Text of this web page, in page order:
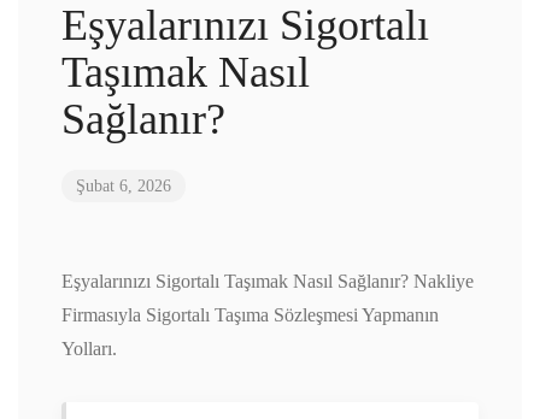
Eşyalarınızı Sigortalı
Taşımak Nasıl
Sağlanır?
Şubat 6, 2026
Eşyalarınızı Sigortalı Taşımak Nasıl Sağlanır? Nakliye
Firmasıyla Sigortalı Taşıma Sözleşmesi Yapmanın
Yolları.